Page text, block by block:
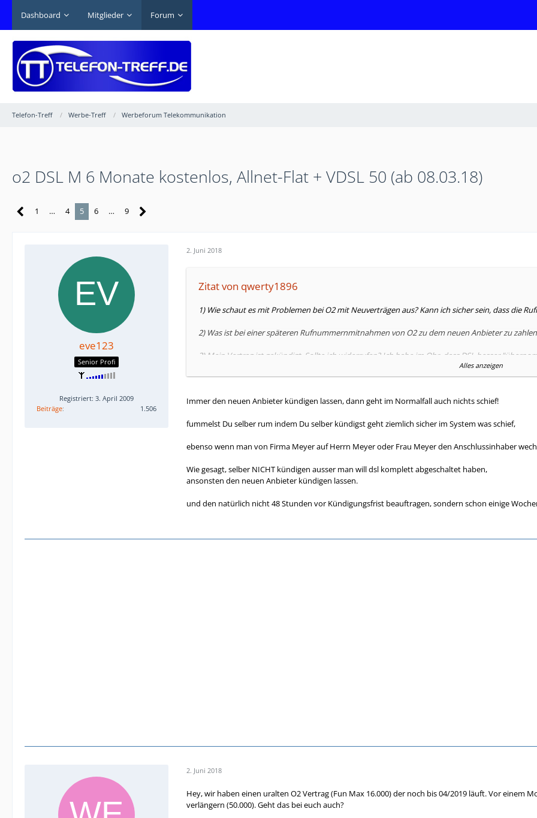
Dashboard Mitglieder Forum
Telefon-Treff Werbe-Treff Werbeforum Telekommunikation
o2 DSL M 6 Monate kostenlos, Allnet-Flat + VDSL 50 (ab 08.03.18)
1 … 4 5 6 … 9
eve123
Senior Profi
Registriert: 3. April 2009
Beiträge
1.506
2. Juni 2018
Zitat von qwerty1896
1) Wie schaut es mit Problemen bei O2 mit Neuverträgen aus? Kann ich sicher sein, dass die
2) Was ist bei einer späteren Rufnummernmitnahmen von O2 zu dem neuen Anbieter zu
3) Mein Vertrag ist gekündigt. Sollte ich widerrufen? Ich habe im Ohr, dass DSL besser
12 x 34,99 EUR Monatspreis für die Monate 12-24
Auf eurer Hompage ist die Berechnung absolut verwirrend. Warum zahle ich ab dem 13.
[tr]
[TD="class: td_value_details"] [/TD]
[/TABLE]
Alles anzeigen
Immer den neuen Anbieter kündigen lassen, dann geht im Normalfall auch nichts schief!
fummelst Du selber rum indem Du selber kündigst geht ziemlich sicher im System was schief,
ebenso wenn man von Firma Meyer auf Herrn Meyer oder Frau Meyer den Anschlussinhaber
Wie gesagt, selber NICHT kündigen ausser man will dsl komplett abgeschaltet haben,
ansonsten den neuen Anbieter kündigen lassen.
und den natürlich nicht 48 Stunden vor Kündigungsfrist beauftragen, sondern schon einige
2. Juni 2018
Hey, wir haben einen uralten O2 Vertrag (Fun Max 16.000) der noch bis 04/2019 läuft. Vor einem
verlängern (50.000). Geht das bei euch auch?